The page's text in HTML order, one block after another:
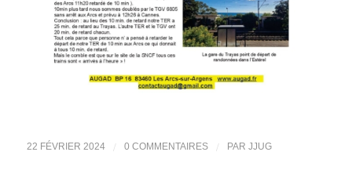
22 FÉVRIER 2024 0 COMMENTAIRES PAR JJUG